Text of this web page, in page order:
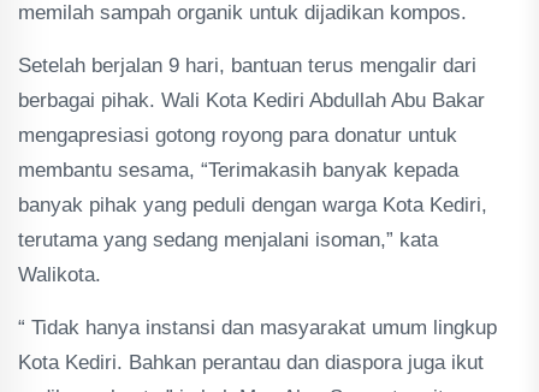
memilah sampah organik untuk dijadikan kompos.
Setelah berjalan 9 hari, bantuan terus mengalir dari
berbagai pihak. Wali Kota Kediri Abdullah Abu Bakar
mengapresiasi gotong royong para donatur untuk
membantu sesama, “Terimakasih banyak kepada
banyak pihak yang peduli dengan warga Kota Kediri,
terutama yang sedang menjalani isoman,” kata
Walikota.
“ Tidak hanya instansi dan masyarakat umum lingkup
Kota Kediri. Bahkan perantau dan diaspora juga ikut